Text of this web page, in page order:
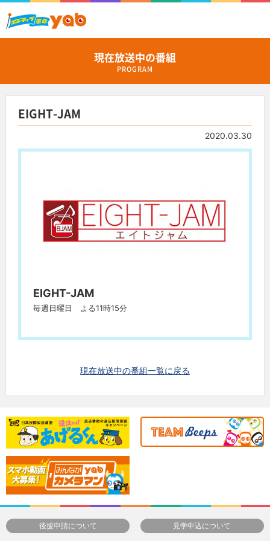
現在放送中の番組
PROGRAM
EIGHT-JAM
2020.03.30
EIGHT-JAM
毎週日曜日 よる11時15分
現在放送中の番組一覧に戻る
後援申請について 見学申込について